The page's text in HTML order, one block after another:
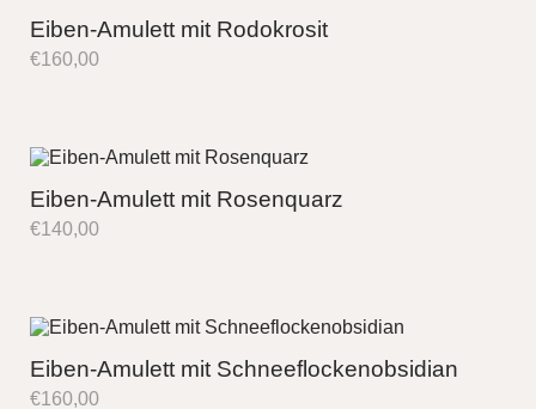
Eiben-Amulett mit Rodokrosit
€160,00
Eiben-Amulett mit Rosenquarz
€140,00
Eiben-Amulett mit Schneeflockenobsidian
€160,00